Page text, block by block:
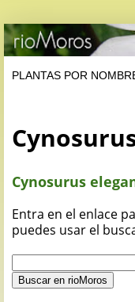
Cynosurus
Entra en el enlace
puedes usar el